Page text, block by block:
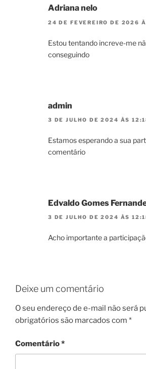
Adriana nelo
24 DE FEVEREIRO DE 2026
Estou tentando increve-me
conseguindo
admin
3 DE JULHO DE 2024 ÀS
Estamos esperando a sua
comentário
Edvaldo Gomes
3 DE JULHO DE 2024 ÀS
Acho importante a
Deixe um comentário
O seu endereço de e-mail não será
obrigatórios são marcados com *
Comentário*